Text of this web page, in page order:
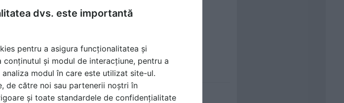
LA60
dvs. este importantă
pentru a asigura funcționalitatea și
și modul de interacțiune, pentru a
modul în care este utilizat site-ul.
de către noi sau partenerii noștri în
și toate standardele de confidențialitate